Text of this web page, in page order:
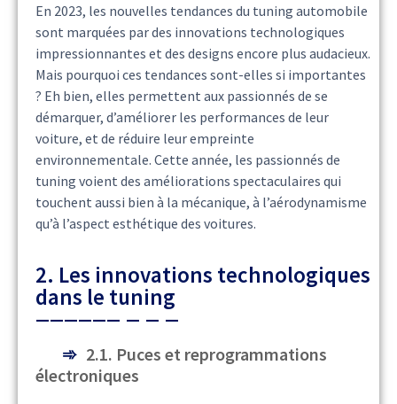
En 2023, les nouvelles tendances du tuning automobile
sont marquées par des innovations technologiques
impressionnantes et des designs encore plus audacieux.
Mais pourquoi ces tendances sont-elles si importantes
? Eh bien, elles permettent aux passionnés de se
démarquer, d’améliorer les performances de leur
voiture, et de réduire leur empreinte
environnementale. Cette année, les passionnés de
tuning voient des améliorations spectaculaires qui
touchent aussi bien à la mécanique, à l’aérodynamisme
qu’à l’aspect esthétique des voitures.
2. Les innovations technologiques
dans le tuning
2.1. Puces et reprogrammations
électroniques